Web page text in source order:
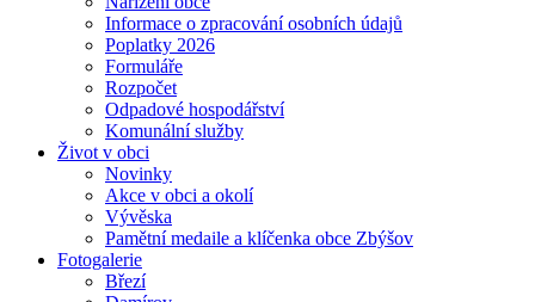
Informace o zpracování osobních údajů
Poplatky 2026
Formuláře
Rozpočet
Odpadové hospodářství
Komunální služby
Život v obci
Novinky
Akce v obci a okolí
Vývěska
Pamětní medaile a klíčenka obce Zbýšov
Fotogalerie
Březí